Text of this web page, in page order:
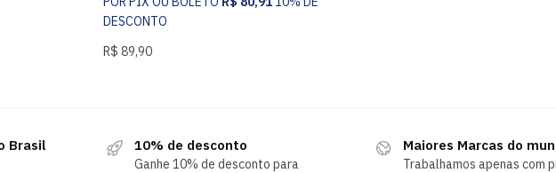
DESCONTO
R$ 89,90
Brasil 10% de desconto
Ganhe 10% de desconto para
Maiores Marcas do
Trabalhamos apenas com